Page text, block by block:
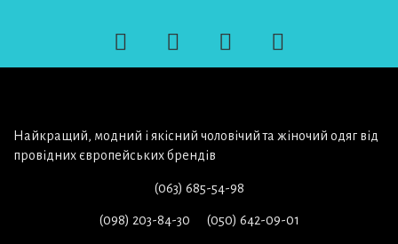
Найкращий, модний і якісний чоловічий та жіночий одяг від
провідних європейських брендів
(063) 685-54-98
(098) 203-84-30 (050) 642-09-01